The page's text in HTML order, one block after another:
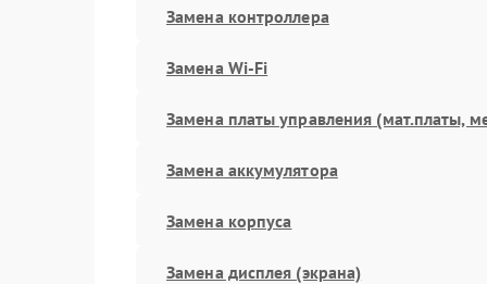
Замена контроллера
Замена Wi-Fi
Замена платы управления (мат.платы,
Замена аккумулятора
Замена корпуса
Замена дисплея (экрана)